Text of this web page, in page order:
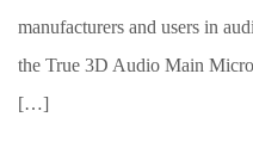
manufacturers and users in
the True 3D Audio Main
[…]